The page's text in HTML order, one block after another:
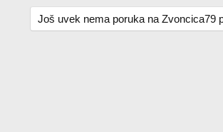
Još uvek nema poruka na Zvoncica79